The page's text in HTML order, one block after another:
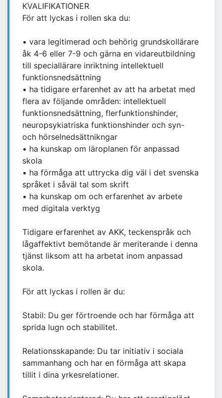
KVALIFIKATIONER
För att lyckas i rollen ska du:
• vara legitimerad och behörig grundskollärare
åk 4-6 eller 7-9 och gärna en vidareutbildning
till speciallärare inriktning intellektuell
funktionsnedsättning
• ha tidigare erfarenhet av att ha arbetat med
flera av följande områden: intellektuell
funktionsnedsättning, flerfunktionshinder,
neuropsykiatriska funktionshinder och syn-
och hörselnedsättnikngar
• ha kunskap om läroplanen för anpassad
skola
• ha förmåga att uttrycka dig väl i det svenska
språket i såväl tal som skrift
• ha kunskap om och erfarenhet av arbete
med digitala verktyg
Tidigare erfarenhet av AKK, teckenspråk och
lågaffektivt bemötande är meriterande i denna
tjänst liksom att ha arbetat inom anpassad
skola.
För att lyckas i rollen är du:
Stabil: Du ger förtroende och har förmåga att
sprida lugn och stabilitet.
Relationsskapande: Du tar initiativ i sociala
sammanhang och har en förmåga att skapa
tillit i dina yrkesrelationer.